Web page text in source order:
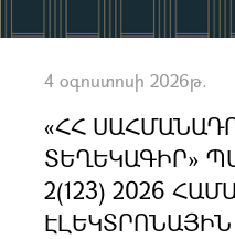
4 օգոստոսի 2026թ.
«ՀՀ
ՏԵՂԵԿԱԳԻՐ»
2(123) 2026